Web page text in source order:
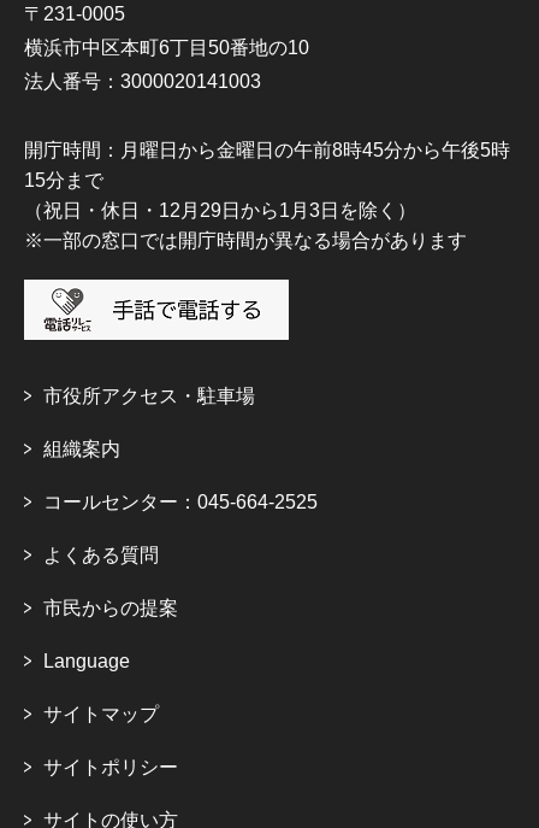
〒231-0005
横浜市中区本町6丁目50番地の10
法人番号：3000020141003
開庁時間：月曜日から金曜日の午前8時45分から午後5時
15分まで
（祝日・休日・12月29日から1月3日を除く）
※一部の窓口では開庁時間が異なる場合があります
市役所アクセス・駐車場
組織案内
コールセンター：045-664-2525
よくある質問
市民からの提案
Language
サイトマップ
サイトポリシー
サイトの使い方